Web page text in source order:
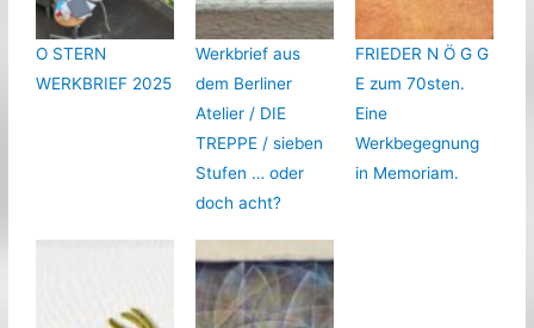
O STERN
WERKBRIEF 2025
Werkbrief aus
dem Berliner
Atelier / DIE
TREPPE / sieben
Stufen … oder
doch acht?
FRIEDER N Ö G G
E zum 70sten.
Eine
Werkbegegnung
in Memoriam.